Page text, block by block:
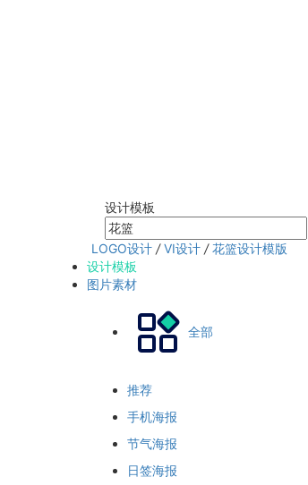
设计模板
LOGO设计 / VI设计 / 花篮设计模版
设计模板
图片素材
全部
推荐
手机海报
节气海报
日签海报